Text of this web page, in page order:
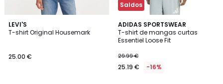
LEVI'S
T-shirt Original Housemark
25.00 €
4,7
/ 5
Saldos
ADIDAS SPORTSWEAR
T-shirt de mangas curtas
Essentiel Loose Fit
29.99 €
25.19 € -16%
4,6
/ 5